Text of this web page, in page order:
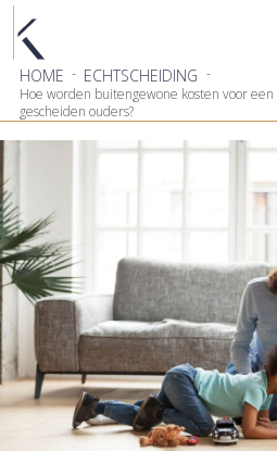
HOME - ECHTSCHEIDING -
Hoe worden buitengewone kosten voor
gescheiden ouders?